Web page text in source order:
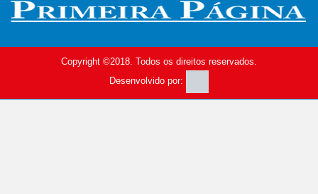
Copyright ©2018. Todos os direitos reservados.
Desenvolvido por: